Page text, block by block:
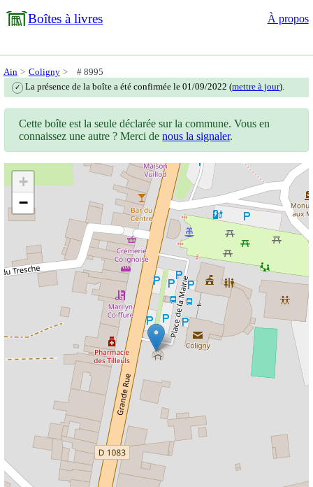
Boîtes à livres À propos
Ain Coligny # 8995
✓ La présence de la boîte a été confirmée le 01/09/2022 (mettre à jour).
Cette boîte est la seule déclarée sur la commune. Vous en
connaissez une autre ? Merci denous la signaler.
+
−